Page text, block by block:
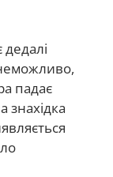
падає
знахідка